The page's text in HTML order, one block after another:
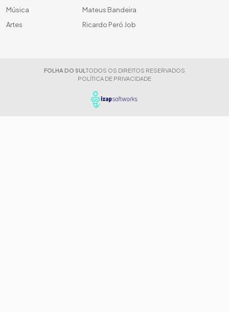
Música
Artes
Mateus Bandeira
Ricardo Peró Job
FOLHA DO SUL TODOS OS DIREITOS RESERVADOS
POLÍTICA DE PRIVACIDADE